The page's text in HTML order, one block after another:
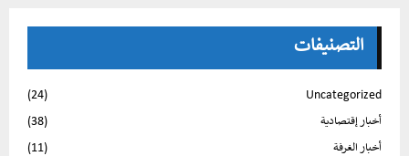
التصنيفات
Uncategorized
(24)
أخبار إقتصادية
(38)
أخبار الغرفة
(11)